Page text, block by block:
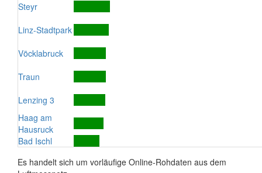
Steyr
Linz-Stadtpark
Vöcklabruck
Traun
Lenzing 3
Haag am
Hausruck
Bad Ischl
Es handelt sich um vorläufige Online-Rohdaten aus dem